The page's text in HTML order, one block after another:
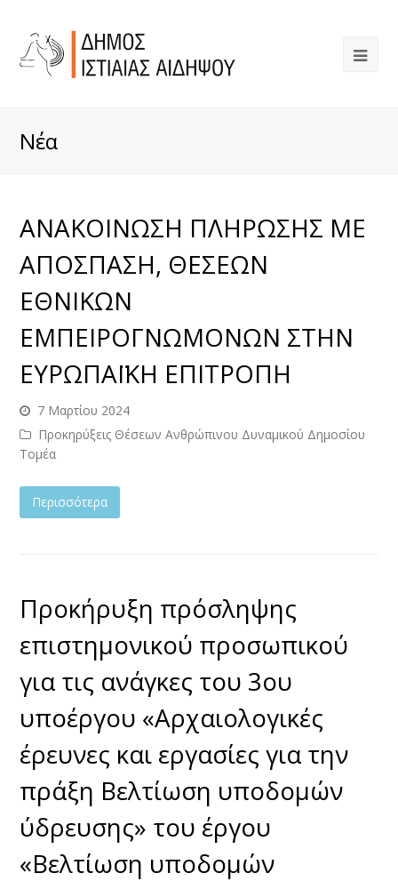
Νέα
ΑΝΑΚΟΙΝΩΣΗ ΠΛΗΡΩΣΗΣ ΜΕ
ΑΠΟΣΠΑΣΗ, ΘΕΣΕΩΝ
ΕΘΝΙΚΩΝ
ΕΜΠΕΙΡΟΓΝΩΜΟΝΩΝ ΣΤΗΝ
ΕΥΡΩΠΑΪΚΗ ΕΠΙΤΡΟΠΗ
7 Μαρτίου 2024
Προκηρύξεις Θέσεων Ανθρώπινου Δυναμικού Δημοσίου
Τομέα
Περισσότερα
Προκήρυξη πρόσληψης
επιστημονικού προσωπικού
για τις ανάγκες του 3ου
υποέργου «Αρχαιολογικές
έρευνες και εργασίες για την
πράξη Βελτίωση υποδομών
ύδρευσης» του έργου
«Βελτίωση υποδομών